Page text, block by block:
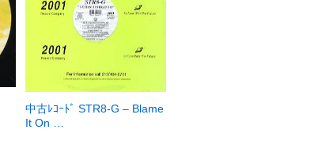
中古ﾚｺｰﾄﾞ STR8-G – Blame
It On …